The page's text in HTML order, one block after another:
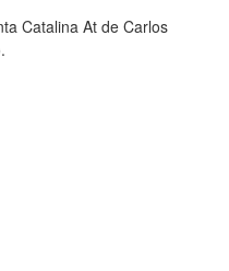
Catalina At de Carlos